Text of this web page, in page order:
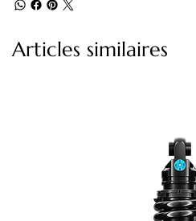
Articles similaires